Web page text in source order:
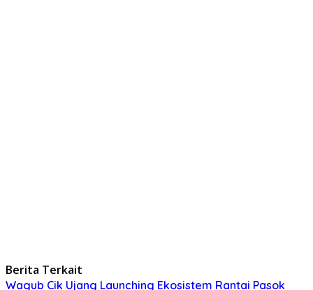
Berita Terkait
Wagub Cik Ujang Launching Ekosistem Rantai Pasok